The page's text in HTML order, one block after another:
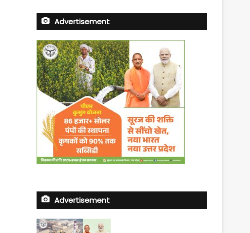
Advertisement
Advertisement